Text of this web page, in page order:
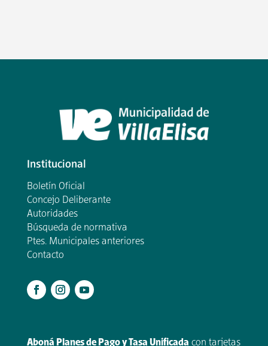
Institucional
Boletín Oficial
Concejo Deliberante
Autoridades
Búsqueda de normativa
Ptes. Municipales anteriores
Contacto
Aboná Planes de Pago y Tasa Unificada con tarjetas